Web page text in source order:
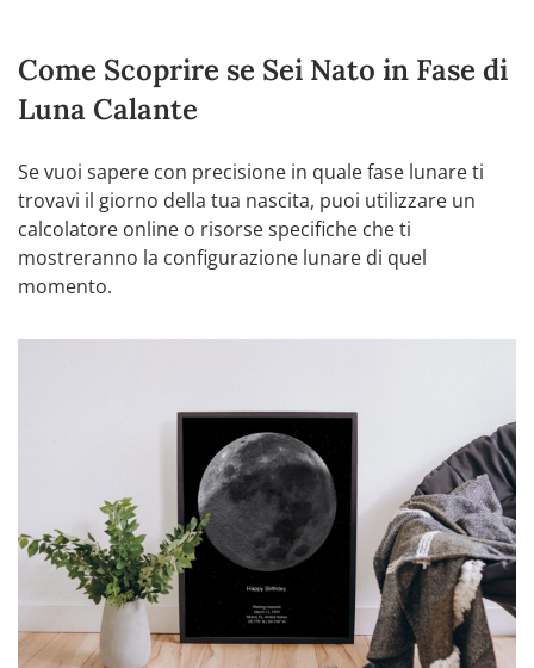
Come Scoprire se Sei Nato in Fase di
Luna Calante
Se vuoi sapere con precisione in quale fase lunare ti
trovavi il giorno della tua nascita, puoi utilizzare un
calcolatore online o risorse specifiche che ti
mostreranno la configurazione lunare di quel
momento.